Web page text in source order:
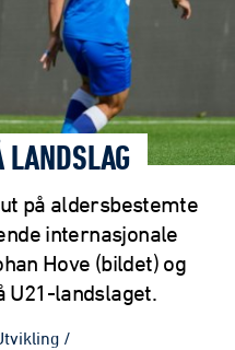
LANDSLAG
på aldersbestemte
internasjonale
Hove (bildet) og
U21-landslaget.
/